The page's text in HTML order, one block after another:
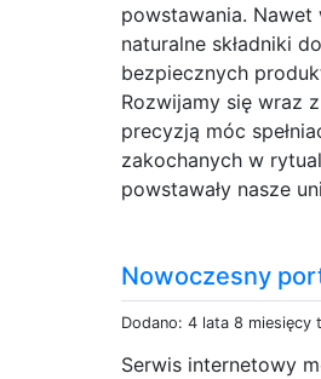
powstawania.
naturalne składniki
bezpiecznych
Rozwijamy się wraz
precyzją móc
zakochanych w
powstawały nasze
Nowoczesny
Dodano: 4 lata 8 miesięcy
Serwis internetowy